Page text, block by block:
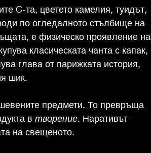
C-та, цветето камелия, туидът,
по огледалното стълбище на
е физическо проявление на
класическата чанта с капак,
глава от парижката история,
шик.
предмети. То превръща
в творение. Наративът
на свещеното.